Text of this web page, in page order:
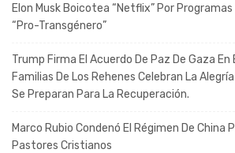
Elon Musk Boicotea “Netflix” Por Programas
“pro-Transgénero”
Trump Firma El Acuerdo De Paz De Gaza
Familias De Los Rehenes Celebran La
Se Preparan Para La Recuperación.
Marco Rubio Condenó El Régimen De China
Pastores Cristianos